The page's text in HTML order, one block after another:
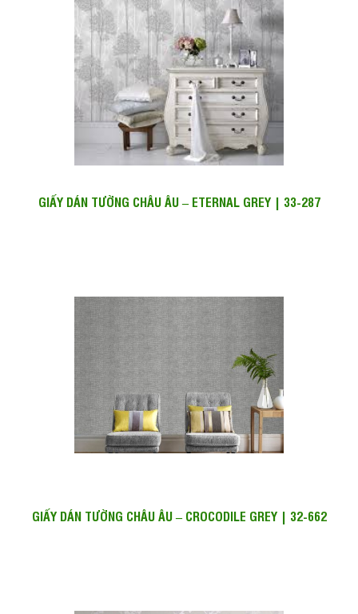
GIẤY DÁN TƯỜNG CHÂU ÂU – ETERNAL GREY | 33-287
GIẤY DÁN TƯỜNG CHÂU ÂU – CROCODILE GREY | 32-662